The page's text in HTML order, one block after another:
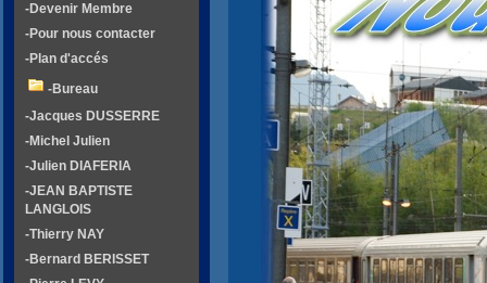
-Devenir Membre
-Pour nous contacter
-Plan d'accés
-Bureau
-Jacques DUSSERRE
-Michel Julien
-Julien DIAFERIA
-JEAN BAPTISTE
LANGLOIS
-Thierry NAY
-Bernard BERISSET